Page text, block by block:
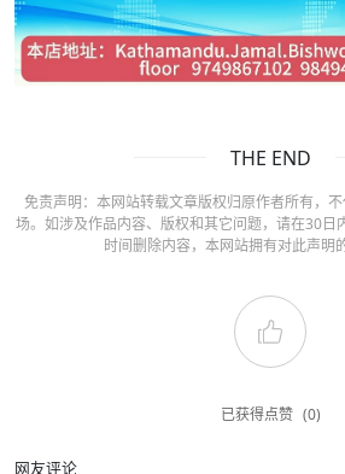
THE END
免责声明：本网站转载文章版权归原作者所有，
场。如涉及作品内容、版权和其它问题，请在30日
时间删除内容，本网站拥有对此声明
已获得点赞 (0)
网友评论